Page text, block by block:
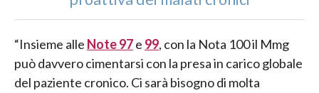
“Insieme alle Note 97e 99, con la Nota 100 il Mmg
può davvero cimentarsi con la presa in carico globale
del paziente cronico. Ci sarà bisogno di molta